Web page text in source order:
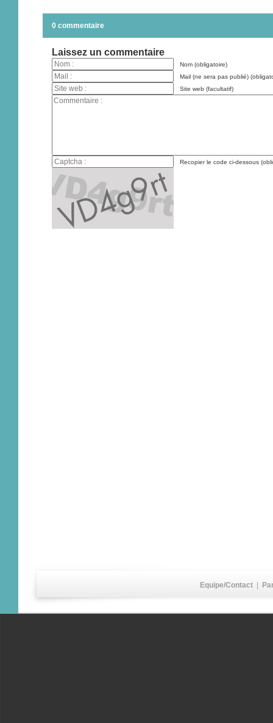
0 commentaire
Laissez un commentaire
Nom (obligatoire)
Mail (ne sera pas publié)
Site web (facultatif)
Recopier le code ci-dessous
Equipe/Contact